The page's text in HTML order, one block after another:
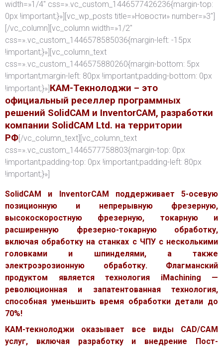
width=»1/4″ css=».vc_custom_1446577426236{margin-top:
0px !important;}»][vc_wp_posts title=»Новости» number=»3″]
[/vc_column][vc_column width=»1/2″
css=».vc_custom_1446578585036{margin-left: -15px
!important;}»][vc_column_text
css=».vc_custom_1446575880260{margin-bottom: 5px
!important;margin-left: 80px !important;padding-bottom: 0px
!important;}»]КАМ-Текнолоджи – это
официальный реселлер программных
решений SolidCAM и InventorCAM, разработки
компании SolidCAM Ltd. на территории
РФ[/vc_column_text][vc_column_text
css=».vc_custom_1446577758803{margin-top: 0px
!important;padding-top: 0px !important;padding-left: 80px
!important;}»]
SolidCAM и InventorCAM поддерживает 5-осевую
позиционную и непрерывную фрезерную,
высокоскоростную фрезерную, токарную и
расширенную фрезерно-токарную обработку,
включая обработку на станках с ЧПУ с несколькими
головками и шпинделями, а также
электроэрозионную обработку. Флагманский
продуктом является технология iMachining —
революционная и запатентованная технология,
способная уменьшить время обработки детали до
70%!
КАМ-текнолоджи оказывает все виды CAD/CAM
услуг, включая разработку и внедрение Пост-